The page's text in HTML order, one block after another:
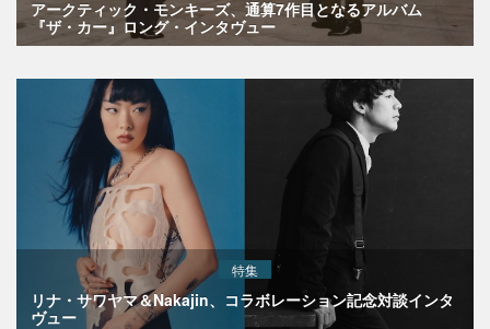
アークティック・モンキーズ、通算7作目となるアルバム
『ザ・カー』ロング・インタヴュー
特集
リナ・サワヤマ＆Nakajin、コラボレーション記念対談インタ
ヴュー